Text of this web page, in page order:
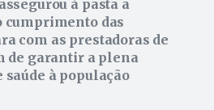
à pasta a
cumprimento das
com as prestadoras de
de garantir a plena
saúde à população